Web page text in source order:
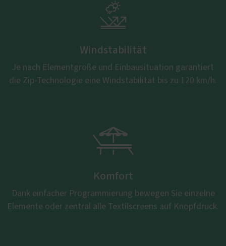

Windstabilität
Je nach Elementgröße und Einbausituation garantiert
die Zip-Technologie eine Windstabilität bis zu 120 km/h.

Komfort
Dank einfacher Programmierung bewegen Sie einzelne
Elemente oder zentral alle Textilscreens auf Knopfdruck.